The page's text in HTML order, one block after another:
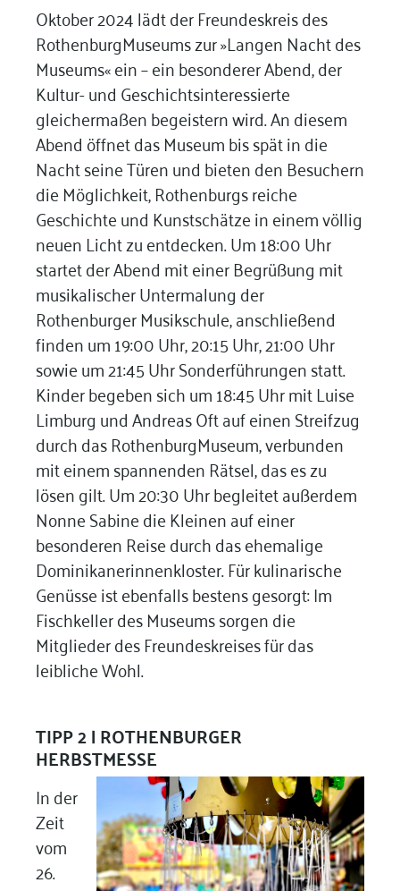
Oktober 2024 lädt der Freundeskreis des
RothenburgMuseums zur »Langen Nacht des
Museums« ein – ein besonderer Abend, der
Kultur- und Geschichtsinteressierte
gleichermaßen begeistern wird. An diesem
Abend öffnet das Museum bis spät in die
Nacht seine Türen und bieten den Besuchern
die Möglichkeit, Rothenburgs reiche
Geschichte und Kunstschätze in einem völlig
neuen Licht zu entdecken. Um 18:00 Uhr
startet der Abend mit einer Begrüßung mit
musikalischer Untermalung der
Rothenburger Musikschule, anschließend
finden um 19:00 Uhr, 20:15 Uhr, 21:00 Uhr
sowie um 21:45 Uhr Sonderführungen statt.
Kinder begeben sich um 18:45 Uhr mit Luise
Limburg und Andreas Oft auf einen Streifzug
durch das RothenburgMuseum, verbunden
mit einem spannenden Rätsel, das es zu
lösen gilt. Um 20:30 Uhr begleitet außerdem
Nonne Sabine die Kleinen auf einer
besonderen Reise durch das ehemalige
Dominikanerinnenkloster. Für kulinarische
Genüsse ist ebenfalls bestens gesorgt: Im
Fischkeller des Museums sorgen die
Mitglieder des Freundeskreises für das
leibliche Wohl.
TIPP 2 |ROTHENBURGER
HERBSTMESSE
In der
Zeit
vom
26.